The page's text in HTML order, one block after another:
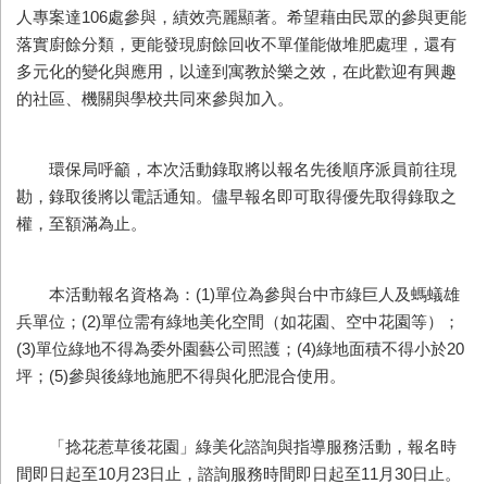
人專案達106處參與，績效亮麗顯著。希望藉由民眾的參與更能
落實廚餘分類，更能發現廚餘回收不單僅能做堆肥處理，還有
多元化的變化與應用，以達到寓教於樂之效，在此歡迎有興趣
的社區、機關與學校共同來參與加入。
環保局呼籲，本次活動錄取將以報名先後順序派員前往現
勘，錄取後將以電話通知。儘早報名即可取得優先取得錄取之
權，至額滿為止。
本活動報名資格為：(1)單位為參與台中市綠巨人及螞蟻雄
兵單位；(2)單位需有綠地美化空間（如花園、空中花園等）；
(3)單位綠地不得為委外園藝公司照護；(4)綠地面積不得小於20
坪；(5)參與後綠地施肥不得與化肥混合使用。
「捻花惹草後花園」綠美化諮詢與指導服務活動，報名時
間即日起至10月23日止，諮詢服務時間即日起至11月30日止。